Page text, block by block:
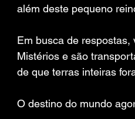
além deste pequeno
Em busca de
Mistérios e são
de que terras inteiras
O destino do mundo